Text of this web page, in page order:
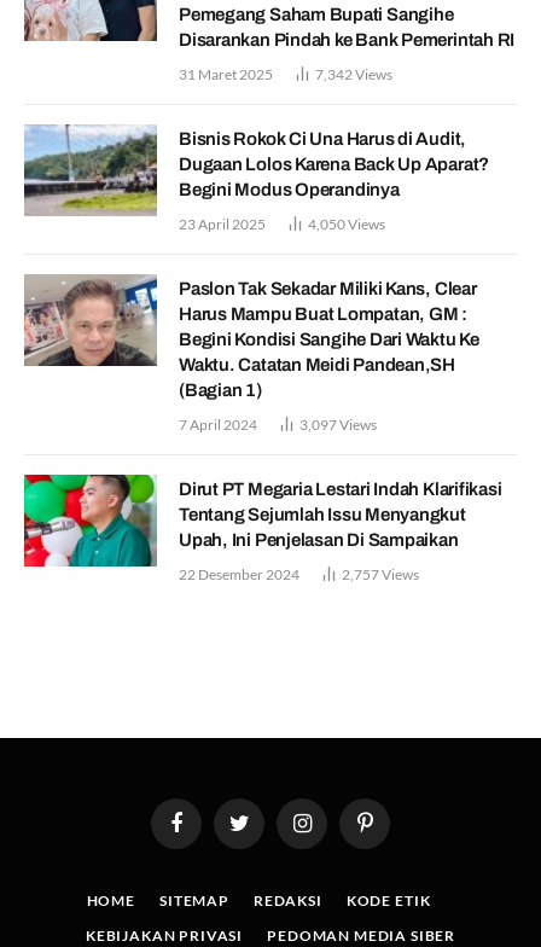
Pemegang Saham Bupati Sangihe
Disarankan Pindah ke Bank Pemerintah RI
31 Maret 2025 7,342 Views
Bisnis Rokok Ci Una Harus di Audit,
Dugaan Lolos Karena Back Up Aparat?
Begini Modus Operandinya
23 April 2025 4,050Views
Paslon Tak Sekadar Miliki Kans, Clear
Harus Mampu Buat Lompatan, GM :
Begini Kondisi Sangihe Dari Waktu Ke
Waktu. Catatan Meidi Pandean,SH
(Bagian 1)
7 April 2024 3,097Views
Dirut PT Megaria Lestari Indah Klarifikasi
Tentang Sejumlah Issu Menyangkut
Upah, Ini Penjelasan Di Sampaikan
22 Desember 2024 2,757Views
FacebookTwitter InstagramPinterest
HOME SITEMAP REDAKSI
KODE ETIK
KEBIJAKAN PRIVASI
PEDOMAN MEDIA SIBER